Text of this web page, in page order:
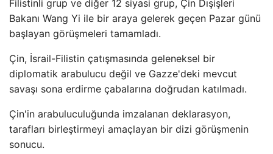
Filistinli grup ve diğer 12 siyasi grup, Çin Dışişleri
Bakanı Wang Yi ile bir araya gelerek geçen Pazar günü
başlayan görüşmeleri tamamladı.
Çin, İsrail-Filistin çatışmasında geleneksel bir
diplomatik arabulucu değil ve Gazze'deki mevcut
savaşı sona erdirme çabalarına doğrudan katılmadı.
Çin'in arabuluculuğunda imzalanan deklarasyon,
tarafları birleştirmeyi amaçlayan bir dizi görüşmenin
sonucu.